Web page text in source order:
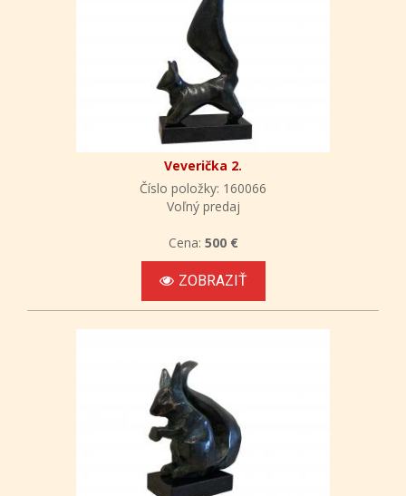
Veverička 2.
Číslo položky: 160066
Voľný predaj
Cena: 500 €
ZOBRAZIŤ